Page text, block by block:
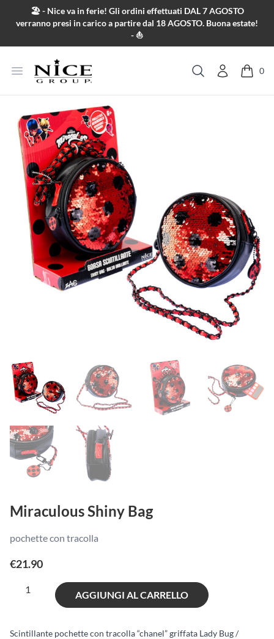
Salta al contenuto
🏖️ - Nice va in ferie! Gli ordini effettuati DAL 7 AGOSTO
verranno presi in carico a partire dal 18 AGOSTO. Buona estate!
- ⛵
Apri menu
Cerca
0
Miraculous Shiny Bag
pochette con tracolla
€21.90
Miraculous
quantità
AGGIUNGI AL CARRELLO
Scintillante pochette con tracolla “chanel” griffata Lady Bug /